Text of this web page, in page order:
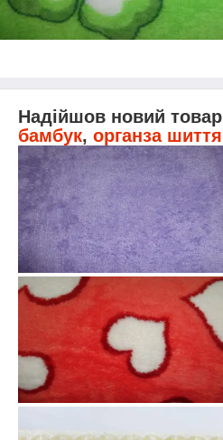
Надійшов новий товар
бамбук, органза шиття